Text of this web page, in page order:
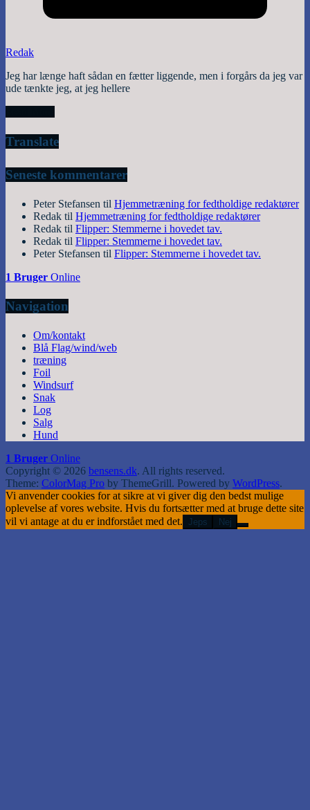
Redak
Jeg har længe haft sådan en fætter liggende, men i forgårs da jeg var
ude tænkte jeg, at jeg hellere
Translate
Seneste kommentarer
Peter Stefansen til Hjemmetræning for fedtholdige redaktører
Redak til Hjemmetræning for fedtholdige redaktører
Redak til Flipper: Stemmerne i hovedet tav.
Redak til Flipper: Stemmerne i hovedet tav.
Peter Stefansen til Flipper: Stemmerne i hovedet tav.
1 Bruger Online
Navigation
Om/kontakt
Blå Flag/wind/web
træning
Foil
Windsurf
Snak
Log
Salg
Hund
1 Bruger Online
Copyright © 2026 bensens.dk. All rights reserved.
Theme: ColorMag Pro by ThemeGrill. Powered by WordPress.
Vi anvender cookies for at sikre at vi giver dig den bedst mulige
oplevelse af vores website. Hvis du fortsætter med at bruge dette site
vil vi antage at du er indforstået med det. Jeps Nej